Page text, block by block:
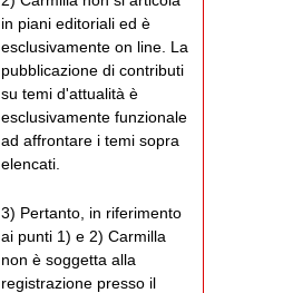
in piani editoriali ed è
esclusivamente on line. La
pubblicazione di contributi
su temi d'attualità è
esclusivamente funzionale
ad affrontare i temi sopra
elencati.
3) Pertanto, in riferimento
ai punti 1) e 2) Carmilla
non è soggetta alla
registrazione presso il